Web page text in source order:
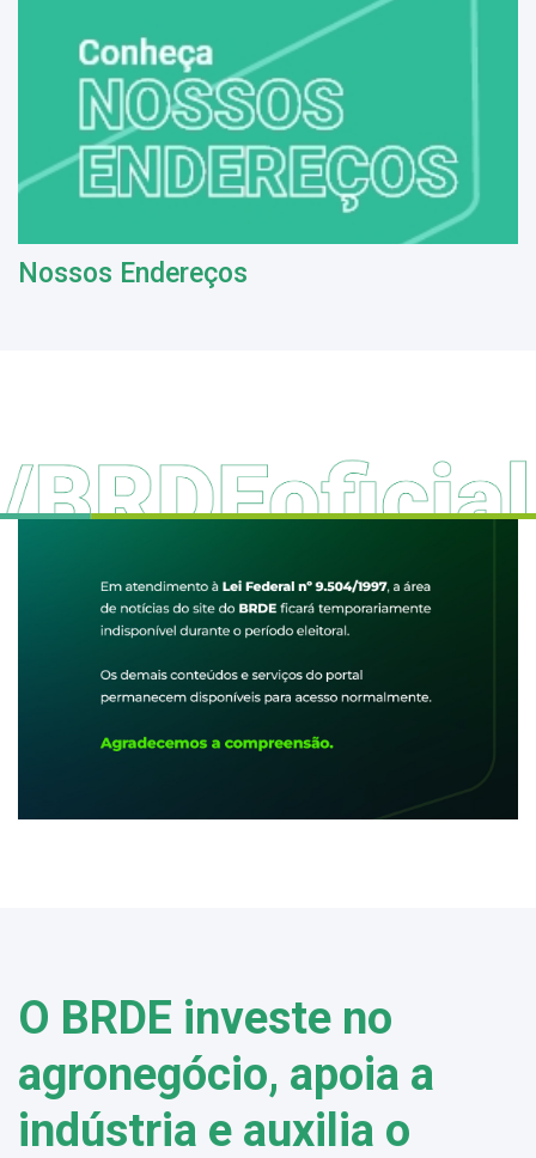
Nossos Endereços
O BRDE investe no
agronegócio, apoia a
indústria e auxilia o